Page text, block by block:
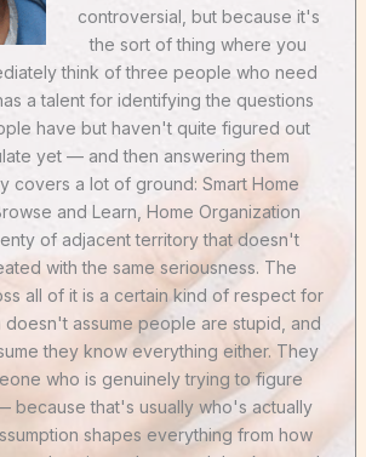
controversial, but because it's
the sort of thing where you
think of three people who need
a talent for identifying the questions
have but haven't quite figured out
yet — and then answering them
covers a lot of ground: Smart Home
and Learn, Home Organization
of adjacent territory that doesn't
with the same seriousness. The
all of it is a certain kind of respect for
doesn't assume people are stupid, and
they know everything either. They
who is genuinely trying to figure
because that's usually who's actually
shapes everything from how